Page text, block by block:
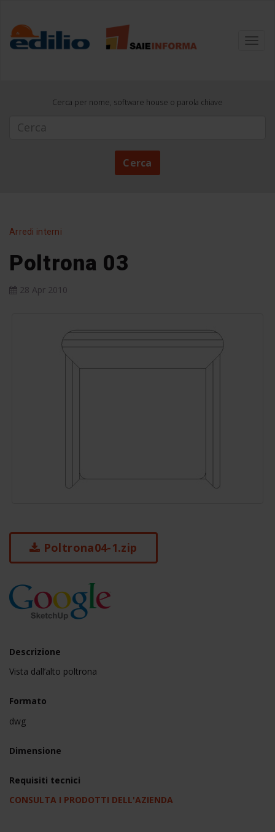
Cerca per nome, software house o parola chiave
Cerca
Arredi interni
Poltrona 03
28 Apr 2010
Poltrona04-1.zip
Descrizione
Vista dall’alto poltrona
Formato
dwg
Dimensione
Requisiti tecnici
CONSULTA I PRODOTTI DELL'AZIENDA